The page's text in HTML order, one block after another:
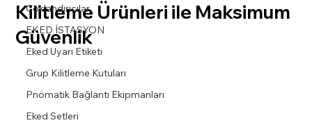
Çoklandırıcılar
EKED İSTASYON
Eked Uyarı Etiketi
Grup Kilitleme Kutuları
Pnömatik Bağlantı Ekipmanları
Eked Setleri
Kilitleme Ürünleri ile Maksimum
Güvenlik